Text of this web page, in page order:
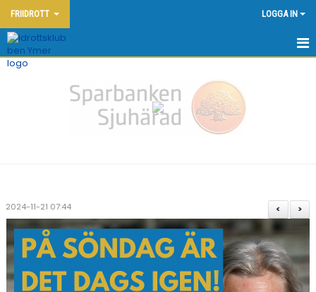
FRIIDROTT LOGGA IN
HEM - FRIIDROTT
DOKUMENT
FRIIDROTTSSKOLAN
YMERSPELEN DEN 7:E JUNI 2026
>
<
2024-11-21 07:44